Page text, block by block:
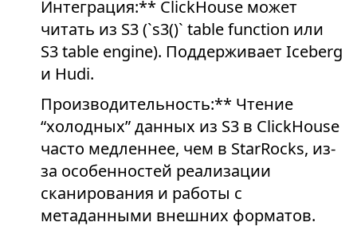
Интеграция:** ClickHouse может
читать из S3 (`s3()` table function или
S3 table engine). Поддерживает Iceberg
и Hudi.
Производительность:** Чтение
“холодных” данных из S3 в ClickHouse
часто медленнее, чем в StarRocks, из-
за особенностей реализации
сканирования и работы с
метаданными внешних форматов.